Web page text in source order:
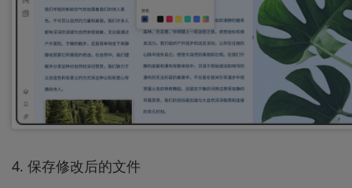
4. 保存修改后的文件